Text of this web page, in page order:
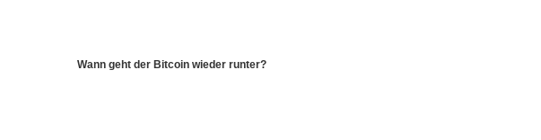
Wann geht der Bitcoin wieder runter?